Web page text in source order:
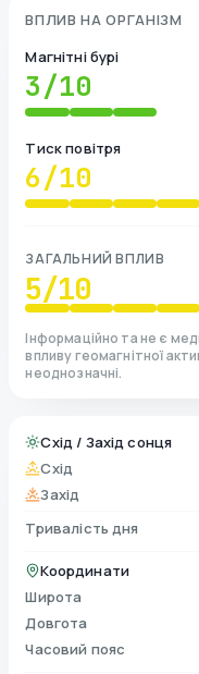
ВПЛИВ НА ОРГАНІЗМ
Магнітні бурі
3/10
Тиск повітря
6/10
ЗАГАЛЬНИЙ ВПЛИВ
5/10
Інформаційно та не є
впливу геомагнітної
неоднозначні.
Схід / Захід сонця
Схід
Захід
Тривалість дня
Координати
Широта
Довгота
Часовий пояс